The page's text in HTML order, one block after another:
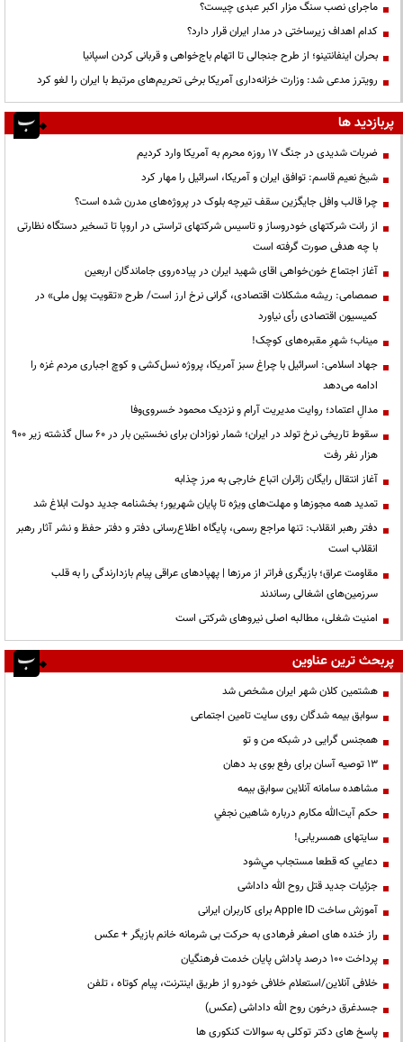
ماجرای نصب سنگ مزار اکبر عبدی چیست؟
کدام اهداف زیرساختی در مدار ایران قرار دارد؟
بحران اینفانتینو؛ از طرح جنجالی تا اتهام باج‌خواهی و قربانی کردن اسپانیا
رویترز مدعی شد: وزارت خزانه‌داری آمریکا برخی تحریم‌های مرتبط با ایران را لغو کرد
پربازدید ها
ضربات شدیدی در جنگ ۱۷ روزه محرم به آمریکا وارد کردیم
شیخ نعیم قاسم: توافق ایران و آمریکا، اسرائیل را مهار کرد
چرا قالب وافل جایگزین سقف تیرچه بلوک در پروژه‌های مدرن شده است؟
از رانت‌ شرکتهای خودروساز و تاسیس شرکتهای تراستی در اروپا تا تسخیر دستگاه نظارتی
با چه هدفی صورت گرفته است
آغاز اجتماع خون‌خواهی اقای شهید ایران در پیاده‌روی جاماندگان اربعین
صمصامی: ریشه مشکلات اقتصادی، گرانی نرخ ارز است/ طرح «تقویت پول ملی» در
کمیسیون اقتصادی رأی نیاورد
میناب؛ شهرِ مقبره‌های کوچک!
جهاد اسلامی: اسرائیل با چراغ سبز آمریکا، پروژه نسل‌کشی و کوچ اجباری مردم غزه را
ادامه می‌دهد
مدالِ اعتماد؛ روایت مدیریت آرام و نزدیک محمود خسروی‌وفا
سقوط تاریخی نرخ تولد در ایران؛ شمار نوزادان برای نخستین بار در ۶۰ سال گذشته زیر ۹۰۰
هزار نفر رفت
آغاز انتقال رایگان زائران اتباع خارجی به مرز چذابه
تمدید همه مجوزها و مهلت‌های ویژه تا پایان شهریور؛ بخشنامه جدید دولت ابلاغ شد
دفتر رهبر انقلاب: تنها مراجع رسمی، پایگاه اطلاع‌رسانی دفتر و دفتر حفظ و نشر آثار رهبر
انقلاب است
مقاومت عراق؛ بازیگری فراتر از مرزها | پهپادهای عراقی پیام بازدارندگی را به قلب
سرزمین‌های اشغالی رساندند
‌امنیت شغلی، مطالبه اصلی نیروهای شرکتی است
پربحث ترین عناوین
هشتمین کلان شهر ایران مشخص شد
سوابق بیمه شدگان روی سایت تامین اجتماعی
همجنس گرایی در شبکه من و تو
13 توصیه آسان برای رفع بوی بد دهان
مشاهده سامانه آنلاين سوابق بیمه
حكم آيت‌الله مكارم درباره شاهين نجفي
سایتهای همسریابی!
دعايي كه قطعا مستجاب مي‌شود
جزئیات جدید قتل روح الله داداشی
آموزش ساخت Apple ID برای کاربران ایرانی
راز خنده های اصغر فرهادی به حرکت بی شرمانه خانم بازیگر + عکس
پرداخت ۱۰۰ درصد پاداش پایان خدمت فرهنگیان
خلافی آنلاین/استعلام خلافی خودرو از طریق اینترنت، پیام کوتاه ، تلفن
جسدغرق درخون روح الله داداشی (عکس)
پاسخ های دکتر توکلی به سوالات کنکوری ها